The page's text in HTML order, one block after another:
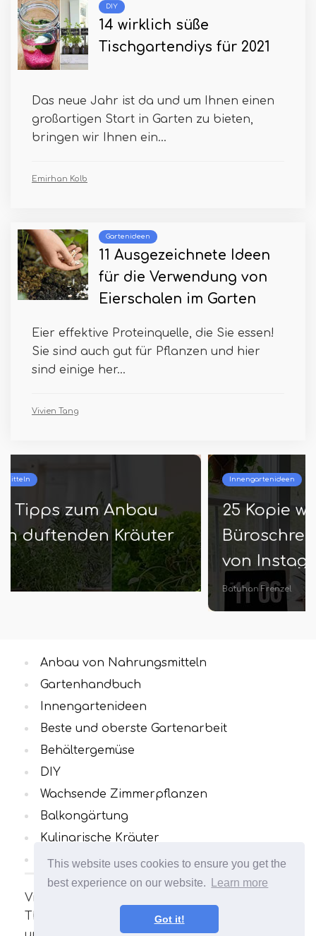
This website uses cookies to ensure you get the
best experience on our website.
Learn more
Got it!
DIY
14 wirklich süße
Tischgartendiys für 2021
Das neue Jahr ist da und um Ihnen einen
großartigen Start in Garten zu bieten,
bringen wir Ihnen ein...
Emirhan Kolb
Gartenideen
11 Ausgezeichnete Ideen
für die Verwendung von
Eierschalen im Garten
Eier effektive Proteinquelle, die Sie essen!
Sie sind auch gut für Pflanzen und hier
sind einige her...
Vivien Tang
Innengartenideen
25 Kopie würdige
Büroschreibtischanlage Bilder
von Instagram
Batuhan Frenzel
Viele interessante und nützliche Artikel zum
Thema Gartenarbeit. Ihr Garten wird
Anbau von Nahrungsmitteln
Gartenhandbuch
Innengartenideen
Beste und oberste Gartenarbeit
Behältergemüse
DIY
Wachsende Zimmerpflanzen
Balkongärtung
Kulinarische Kräuter
Alle Kategorien